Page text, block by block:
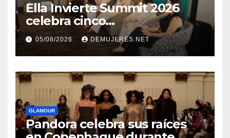
Ella Invierte Summit 2026
celebra cinco
añosimpulsando a las
mujeres a construir su
independencia financiera
05/08/2026 DEMUJERES.NET
GLAMOUR
Pandora celebra sus raíces